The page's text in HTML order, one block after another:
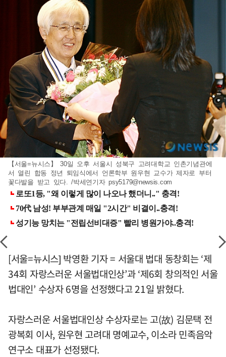
【서울=뉴시스】 30일 오후 서울시 성북구 고려대학교 인촌기념관에
서 열린 합동 정년 퇴임식에서 언론학부 원우현 교수가 제자로 부터
꽃다발을 받고 있다. /박세연기자psy5179@newsis.com
[서울=뉴시스] 박영환 기자 = 서울대 법대 동창회는 ‘제
34회 자랑스러운 서울법대인상’과 ‘제6회 창의적인 서울
법대인’ 수상자 6명을 선정했다고 21일 밝혔다.
자랑스러운 서울법대인상 수상자로는 고(故) 김문택 전
광복회 이사, 원우현 고려대 명예교수, 이소라 민족음악
연구소 대표가 선정됐다.